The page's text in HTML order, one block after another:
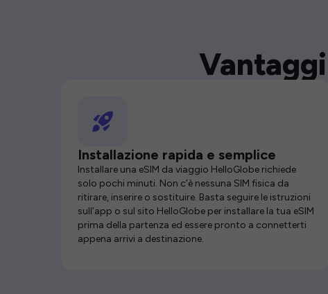
Installazione rapida e semplice
Installare una eSIM da viaggio HelloGlobe richiede
solo pochi minuti. Non c’è nessuna SIM fisica da
ritirare, inserire o sostituire. Basta seguire le istruzioni
sull’app o sul sito HelloGlobe per installare la tua eSIM
prima della partenza ed essere pronto a connetterti
appena arrivi a destinazione.